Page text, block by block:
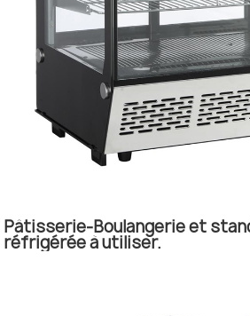
Pâtisserie-Boulangerie et
réfrigérée à utiliser.